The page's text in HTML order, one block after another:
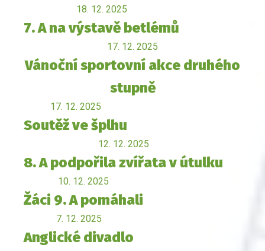
18. 12. 2025
7. A na výstavě betlémů
17. 12. 2025
Vánoční sportovní akce druhého
stupně
17. 12. 2025
Soutěž ve šplhu
12. 12. 2025
8. A podpořila zvířata v útulku
10. 12. 2025
Žáci 9. A pomáhali
7. 12. 2025
Anglické divadlo